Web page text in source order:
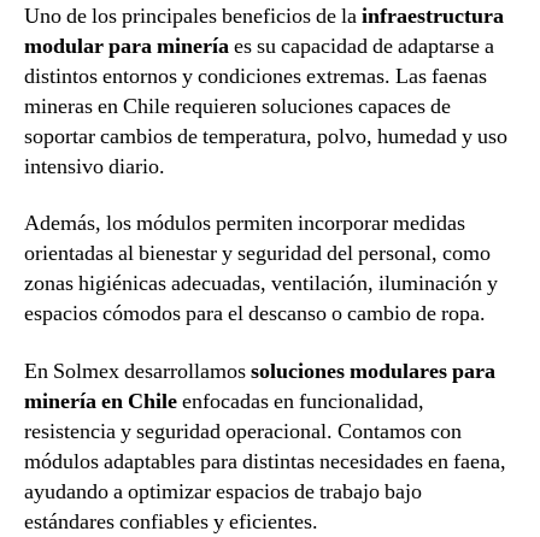
Uno de los principales beneficios de lainfraestructura
modular para mineríaes su capacidad de adaptarse a
distintos entornos y condiciones extremas. Las faenas
mineras en Chile requieren soluciones capaces de
soportar cambios de temperatura, polvo, humedad y uso
intensivo diario.
Además, los módulos permiten incorporar medidas
orientadas al bienestar y seguridad del personal, como
zonas higiénicas adecuadas, ventilación, iluminación y
espacios cómodos para el descanso o cambio de ropa.
En Solmex desarrollamossoluciones modulares para
minería en Chileenfocadas en funcionalidad,
resistencia y seguridad operacional. Contamos con
módulos adaptables para distintas necesidades en faena,
ayudando a optimizar espacios de trabajo bajo
estándares confiables y eficientes.